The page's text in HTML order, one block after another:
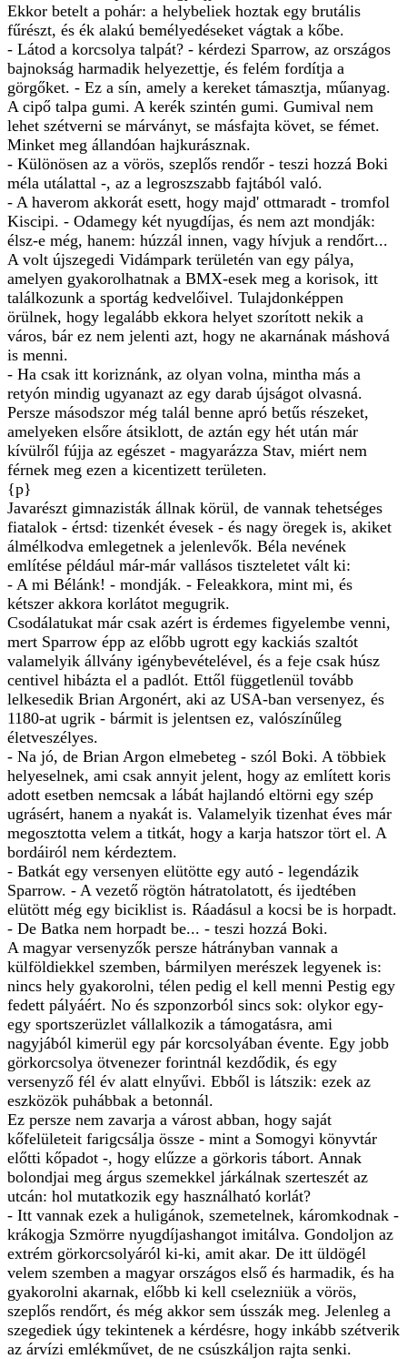
Ekkor betelt a pohár: a helybeliek hoztak egy brutális
fűrészt, és ék alakú bemélyedéseket vágtak a kőbe.
- Látod a korcsolya talpát? - kérdezi Sparrow, az országos
bajnokság harmadik helyezettje, és felém fordítja a
görgőket. - Ez a sín, amely a kereket támasztja, műanyag.
A cipő talpa gumi. A kerék szintén gumi. Gumival nem
lehet szétverni se márványt, se másfajta követ, se fémet.
Minket meg állandóan hajkurásznak.
- Különösen az a vörös, szeplős rendőr - teszi hozzá Boki
méla utálattal -, az a legroszszabb fajtából való.
- A haverom akkorát esett, hogy majd' ottmaradt - tromfol
Kiscipi. - Odamegy két nyugdíjas, és nem azt mondják:
élsz-e még, hanem: húzzál innen, vagy hívjuk a rendőrt...
A volt újszegedi Vidámpark területén van egy pálya,
amelyen gyakorolhatnak a BMX-esek meg a korisok, itt
találkozunk a sportág kedvelőivel. Tulajdonképpen
örülnek, hogy legalább ekkora helyet szorított nekik a
város, bár ez nem jelenti azt, hogy ne akarnának máshová
is menni.
- Ha csak itt koriznánk, az olyan volna, mintha más a
retyón mindig ugyanazt az egy darab újságot olvasná.
Persze másodszor még talál benne apró betűs részeket,
amelyeken elsőre átsiklott, de aztán egy hét után már
kívülről fújja az egészet - magyarázza Stav, miért nem
férnek meg ezen a kicentizett területen.
{p}
Javarészt gimnazisták állnak körül, de vannak tehetséges
fiatalok - értsd: tizenkét évesek - és nagy öregek is, akiket
álmélkodva emlegetnek a jelenlevők. Béla nevének
említése például már-már vallásos tiszteletet vált ki:
- A mi Bélánk! - mondják. - Feleakkora, mint mi, és
kétszer akkora korlátot megugrik.
Csodálatukat már csak azért is érdemes figyelembe venni,
mert Sparrow épp az előbb ugrott egy kackiás szaltót
valamelyik állvány igénybevételével, és a feje csak húsz
centivel hibázta el a padlót. Ettől függetlenül tovább
lelkesedik Brian Argonért, aki az USA-ban versenyez, és
1180-at ugrik - bármit is jelentsen ez, valószínűleg
életveszélyes.
- Na jó, de Brian Argon elmebeteg - szól Boki. A többiek
helyeselnek, ami csak annyit jelent, hogy az említett koris
adott esetben nemcsak a lábát hajlandó eltörni egy szép
ugrásért, hanem a nyakát is. Valamelyik tizenhat éves már
megosztotta velem a titkát, hogy a karja hatszor tört el. A
bordáiról nem kérdeztem.
- Batkát egy versenyen elütötte egy autó - legendázik
Sparrow. - A vezető rögtön hátratolatott, és ijedtében
elütött még egy biciklist is. Ráadásul a kocsi be is horpadt.
- De Batka nem horpadt be... - teszi hozzá Boki.
A magyar versenyzők persze hátrányban vannak a
külföldiekkel szemben, bármilyen merészek legyenek is:
nincs hely gyakorolni, télen pedig el kell menni Pestig egy
fedett pályáért. No és szponzorból sincs sok: olykor egy-
egy sportszerüzlet vállalkozik a támogatásra, ami
nagyjából kimerül egy pár korcsolyában évente. Egy jobb
görkorcsolya ötvenezer forintnál kezdődik, és egy
versenyző fél év alatt elnyűvi. Ebből is látszik: ezek az
eszközök puhábbak a betonnál.
Ez persze nem zavarja a várost abban, hogy saját
kőfelületeit farigcsálja össze - mint a Somogyi könyvtár
előtti kőpadot -, hogy elűzze a görkoris tábort. Annak
bolondjai meg árgus szemekkel járkálnak szerteszét az
utcán: hol mutatkozik egy használható korlát?
- Itt vannak ezek a huligánok, szemetelnek, káromkodnak -
krákogja Szmörre nyugdíjashangot imitálva. Gondoljon az
extrém görkorcsolyáról ki-ki, amit akar. De itt üldögél
velem szemben a magyar országos első és harmadik, és ha
gyakorolni akarnak, előbb ki kell cselezniük a vörös,
szeplős rendőrt, és még akkor sem ússzák meg. Jelenleg a
szegediek úgy tekintenek a kérdésre, hogy inkább szétverik
az árvízi emlékművet, de ne csúszkáljon rajta senki.